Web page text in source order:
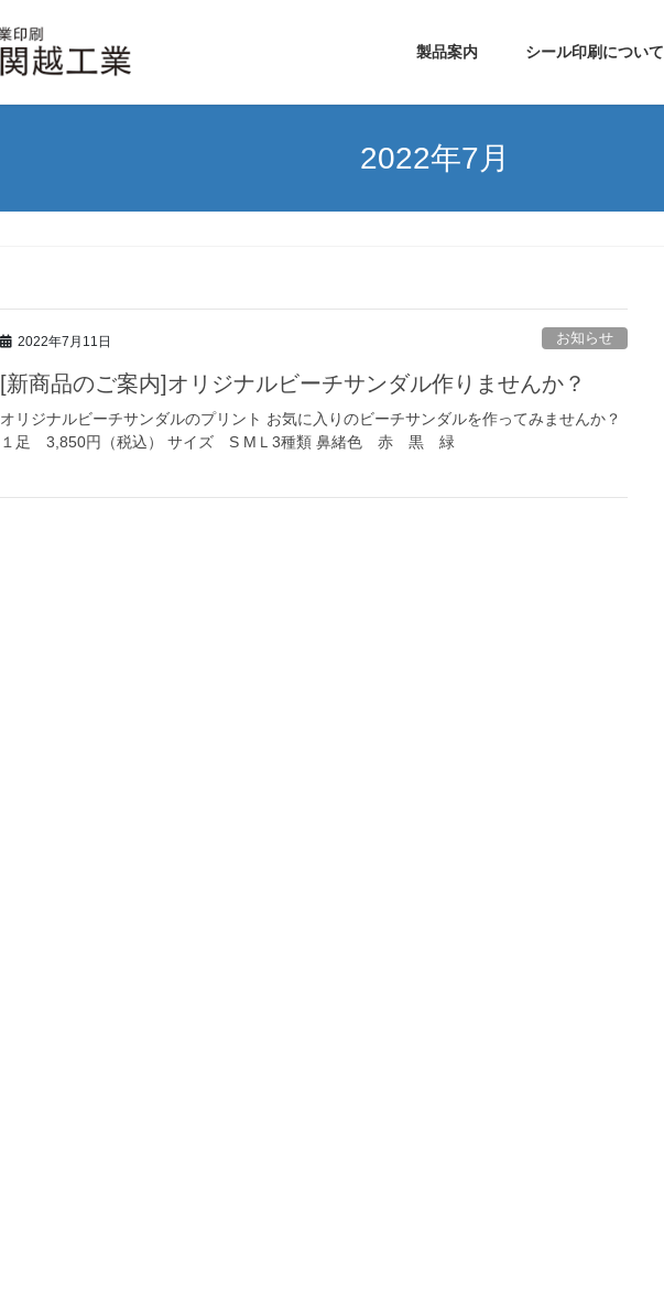
製品案内 シール印刷について
2022年7月
2022年7月11日 お知らせ
[新商品のご案内]オリジナルビーチサンダル作りませんか？
オリジナルビーチサンダルのプリント お気に入りのビーチサンダルを作ってみませんか？
１足 3,850円（税込） サイズ S MＬ3種類 鼻緒色 赤 黒 緑